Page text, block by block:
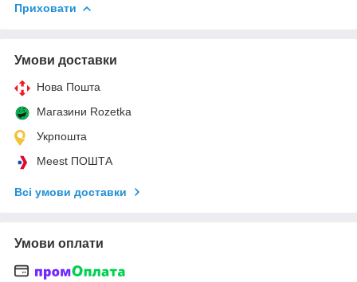
Приховати
Умови доставки
Нова Пошта
Магазини Rozetka
Укрпошта
Meest ПОШТА
Всі умови доставки
Умови оплати